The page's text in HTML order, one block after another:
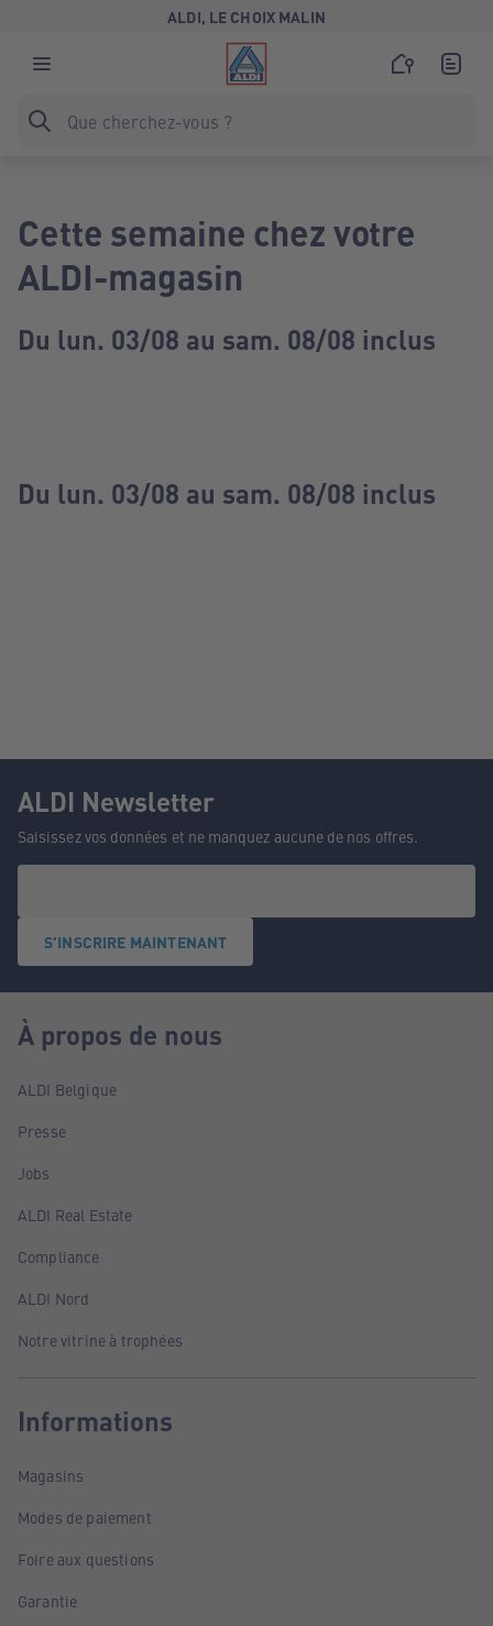
ALDI, LE CHOIX MALIN
Cette semaine chez votre
ALDI-magasin
Du lun. 03/08 au sam. 08/08 inclus
Du lun. 03/08 au sam. 08/08 inclus
ALDI Newsletter
Saisissez vos données et ne manquez aucune de nos offres.
S'INSCRIRE MAINTENANT
À propos de nous
ALDI Belgique
Presse
Jobs
ALDI Real Estate
Compliance
ALDI Nord
Notre vitrine à trophées
Informations
Magasins
Modes de paiement
Foire aux questions
Garantie